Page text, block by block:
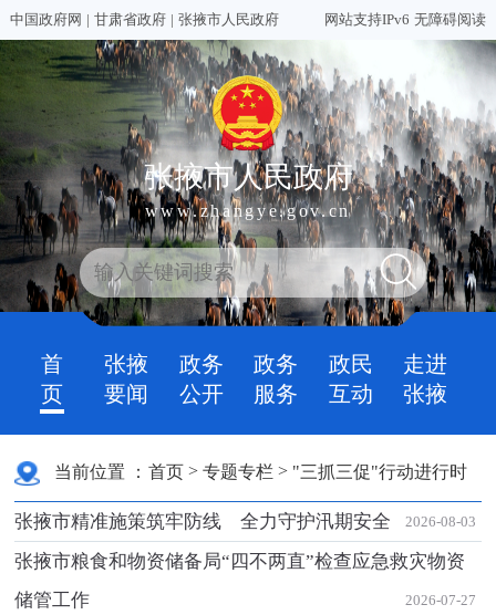
中国政府网 | 甘肃省政府 | 张掖市人民政府 网站支持IPv6 无障碍阅读
张掖市人民政府
www.zhangye.gov.cn
首
页
张掖
要闻
政务
公开
政务
服务
政民
互动
走进
张掖
当前位置 ： 首页 >专题专栏 > "三抓三促"行动进行时
张掖市精准施策筑牢防线 全力守护汛期安全 2026-08-03
张掖市粮食和物资储备局“四不两直”检查应急救灾物资
储管工作
2026-07-27